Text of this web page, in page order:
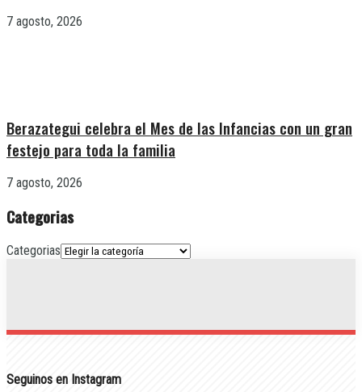
7 agosto, 2026
Berazategui celebra el Mes de las Infancias con un gran
festejo para toda la familia
7 agosto, 2026
Categorias
Categorias
Seguinos en Instagram